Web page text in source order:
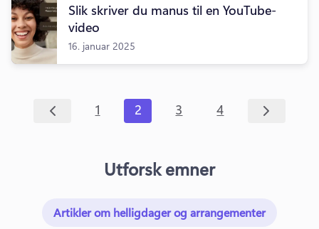
Slik skriver du manus til en YouTube-
video
16. januar 2025
1 2 3 4
Utforsk emner
Artikler om helligdager og arrangementer